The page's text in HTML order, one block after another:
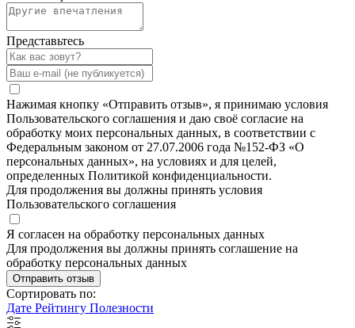
Представьтесь
Нажимая кнопку «Отправить отзыв», я принимаю условия
Пользовательского соглашения и даю своё согласие на
обработку моих персональных данных, в соответствии с
Федеральным законом от 27.07.2006 года №152-ФЗ «О
персональных данных», на условиях и для целей,
определенных Политикой конфиденциальности.
Для продолжения вы должны принять условия
Пользовательского соглашения
Я согласен на обработку персональных данных
Для продолжения вы должны принять соглашение на
обработку персональных данных
Отправить отзыв
Сортировать по:
Дате Рейтингу Полезности